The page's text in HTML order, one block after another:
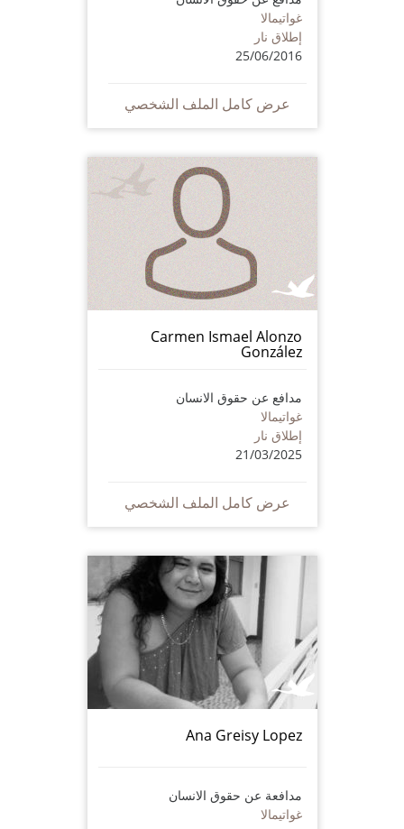
غواتيمالا
إطلاق نار
25/06/2016
عرض كامل الملف الشخصي
Carmen Ismael Alonzo
González
مدافع عن حقوق الانسان
غواتيمالا
إطلاق نار
21/03/2025
عرض كامل الملف الشخصي
Ana Greisy Lopez
مدافعة عن حقوق الانسان
غواتيمالا